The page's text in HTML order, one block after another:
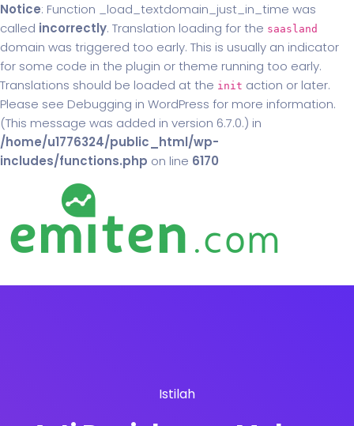
Notice: Function _load_textdomain_just_in_time was
called incorrectly. Translation loading for the saasland
domain was triggered too early. This is usually an indicator
for some code in the plugin or theme running too early.
Translations should be loaded at the init action or later.
Please see Debugging in WordPress for more information.
(This message was added in version 6.7.0.) in
/home/u1776324/public_html/wp-
includes/functions.php on line 6170
Istilah